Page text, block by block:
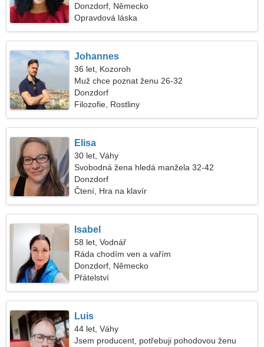
Donzdorf, Německo
Opravdová láska
Johannes
36 let, Kozoroh
Muž chce poznat ženu 26-32
Donzdorf
Filozofie, Rostliny
Elisa
30 let, Váhy
Svobodná žena hledá manžela 32-42
Donzdorf
Čtení, Hra na klavír
Isabel
58 let, Vodnář
Ráda chodím ven a vařím
Donzdorf, Německo
Přátelství
Luis
44 let, Váhy
Jsem producent, potřebuji pohodovou ženu